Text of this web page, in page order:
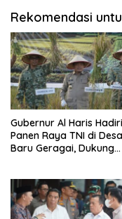
Rekomendasi
Gubernur Al Haris Hadiri
Panen Raya TNI di
Baru Geragai, Dukung